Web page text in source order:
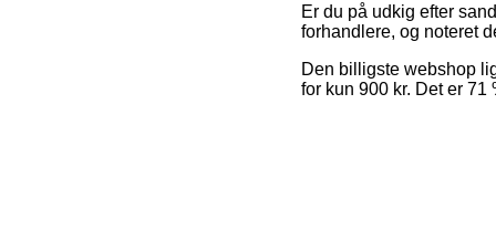
Er du på udkig efter
forhandlere, og noteret
Den billigste webshop
for kun 900 kr. Det er